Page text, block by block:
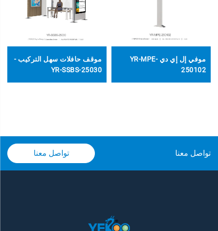
موفي إل إي دي YR-MPE-
250102
موقف حافلات سهل التركيب -
YR-SSBS-25030
تواصل معنا تواصل معنا